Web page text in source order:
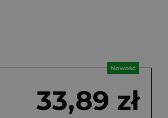
Nowość
33,89 zł